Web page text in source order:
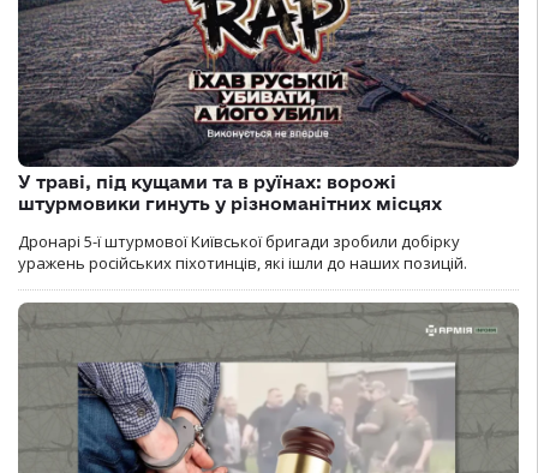
У траві, під кущами та в руїнах: ворожі
штурмовики гинуть у різноманітних місцях
Дронарі 5-ї штурмової Київської бригади зробили добірку
уражень російських піхотинців, які ішли до наших позицій.